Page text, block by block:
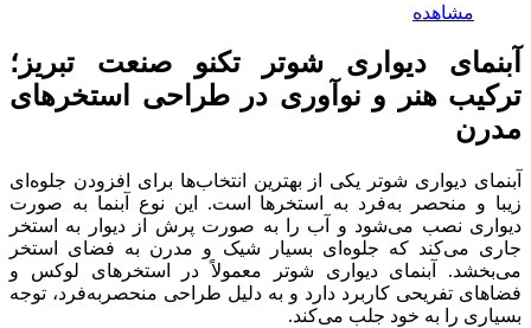
مشاهده
آبنمای دیواری شوتر تکنو صنعت تبریز؛
ترکیب هنر و نوآوری در طراحی استخرهای
مدرن
آبنمای دیواری شوتر یکی از بهترین انتخاب‌ها برای افزودن جلوه‌ای
زیبا و منحصر به‌فرد به استخرها است. این نوع آبنما به صورت
دیواری نصب می‌شود و آب را به صورت پرش از دیوار به استخر
جاری می‌کند که جلوه‌ای بسیار شیک و مدرن به فضای استخر
می‌بخشد. آبنمای دیواری شوتر معمولاً در استخرهای لوکس و
فضاهای تفریحی کاربرد دارد و به دلیل طراحی منحصربه‌فرد، توجه
بسیاری را به خود جلب می‌کند.